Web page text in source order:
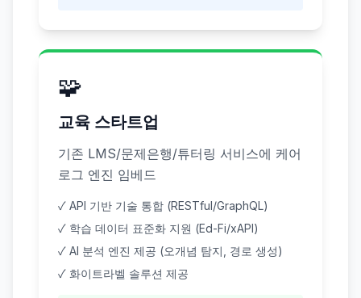
🧩
교육 스타트업
기존 LMS/문제은행/튜터링 서비스에 케어
로그 엔진 임베드
✓ API 기반 기술 통합 (RESTful/GraphQL)
✓ 학습 데이터 표준화 지원 (Ed-Fi/xAPI)
✓ AI 분석 엔진 제공 (오개념 탐지, 경로 생성)
✓ 화이트라벨 솔루션 제공